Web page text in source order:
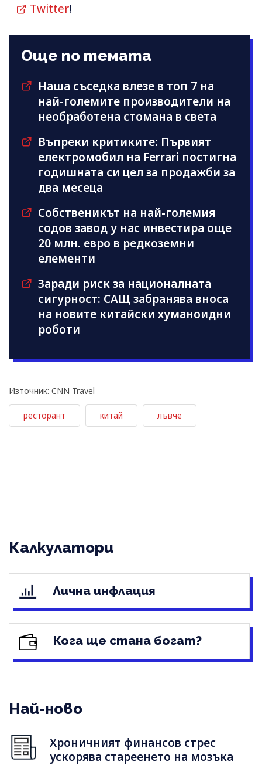
Twitter!
Още по темата
Наша съседка влезе в топ 7 на
най-големите производители на
необработена стомана в света
Въпреки критиките: Първият
електромобил на Ferrari постигна
годишната си цел за продажби за
два месеца
Собственикът на най-големия
содов завод у нас инвестира още
20 млн. евро в редкоземни
елементи
Заради риск за националната
сигурност: САЩ забранява вноса
на новите китайски хуманоидни
роботи
Източник: CNN Travel
ресторант китай лъвче
Калкулатори
Лична инфлация
Кога ще стана богат?
Най-ново
Хроничният финансов стрес
ускорява стареенето на мозъка